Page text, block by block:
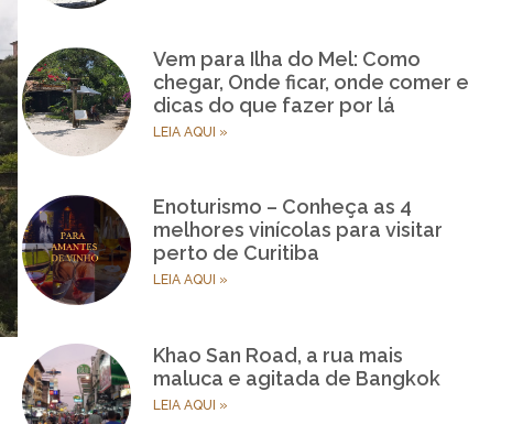
Vem para Ilha do Mel: Como
chegar, Onde ficar, onde comer e
dicas do que fazer por lá
LEIA AQUI »
Enoturismo – Conheça as 4
melhores vinícolas para visitar
perto de Curitiba
LEIA AQUI »
Khao San Road, a rua mais
maluca e agitada de Bangkok
LEIA AQUI »